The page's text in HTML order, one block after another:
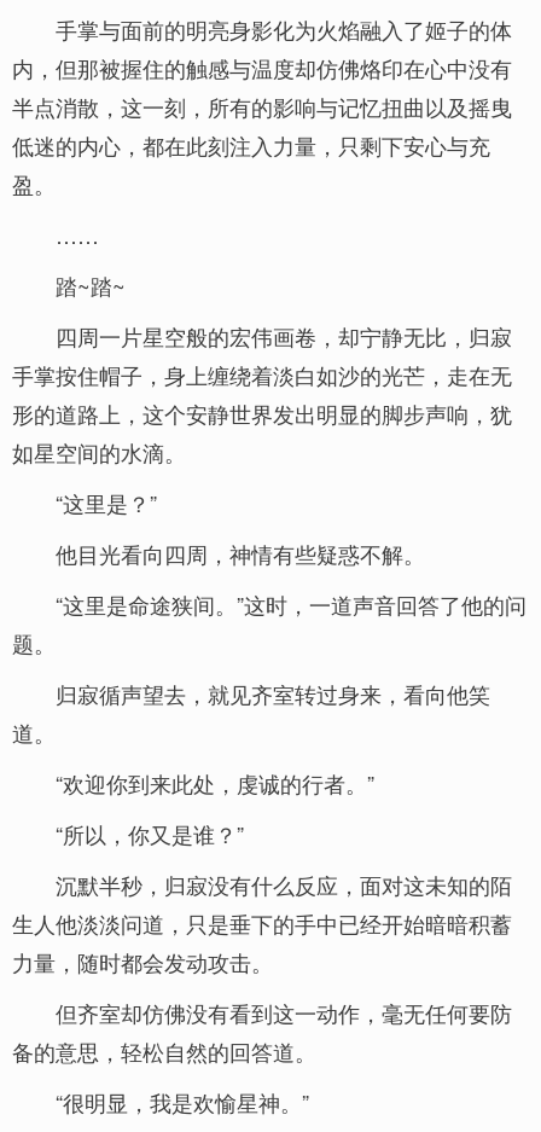
手掌与面前的明亮身影化为火焰融入了姬子的体
内，但那被握住的触感与温度却仿佛烙印在心中没有
半点消散，这一刻，所有的影响与记忆扭曲以及摇曳
低迷的内心，都在此刻注入力量，只剩下安心与充
盈。
……
踏~踏~
四周一片星空般的宏伟画卷，却宁静无比，归寂
手掌按住帽子，身上缠绕着淡白如沙的光芒，走在无
形的道路上，这个安静世界发出明显的脚步声响，犹
如星空间的水滴。
“这里是？”
他目光看向四周，神情有些疑惑不解。
“这里是命途狭间。”这时，一道声音回答了他的问
题。
归寂循声望去，就见齐室转过身来，看向他笑
道。
“欢迎你到来此处，虔诚的行者。”
“所以，你又是谁？”
沉默半秒，归寂没有什么反应，面对这未知的陌
生人他淡淡问道，只是垂下的手中已经开始暗暗积蓄
力量，随时都会发动攻击。
但齐室却仿佛没有看到这一动作，毫无任何要防
备的意思，轻松自然的回答道。
“很明显，我是欢愉星神。”